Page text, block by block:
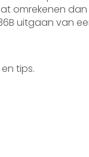
omrekenen dan
uitgaan van
tips.